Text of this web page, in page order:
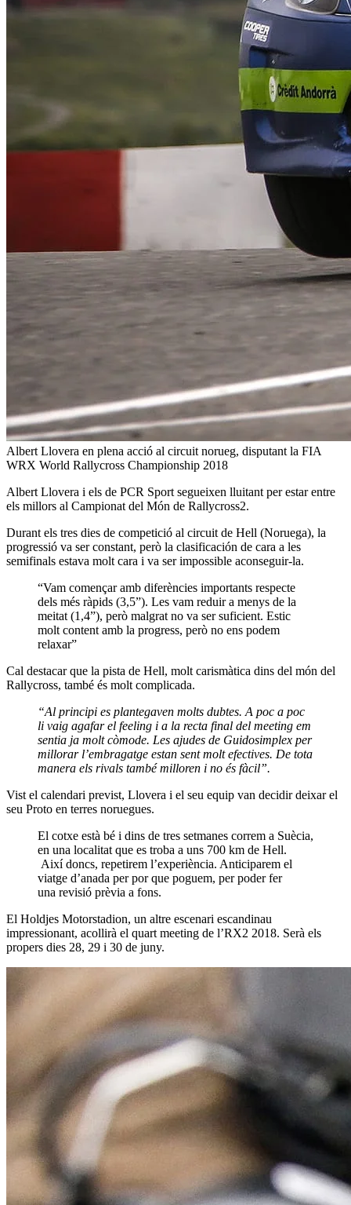
Albert Llovera en plena acció al circuit norueg, disputant la FIA
WRX World Rallycross Championship 2018
Albert Llovera i els de PCR Sport segueixen lluitant per estar entre
els millors al Campionat del Món de Rallycross2.
Durant els tres dies de competició al circuit de Hell (Noruega), la
progressió va ser constant, però la clasificación de cara a les
semifinals estava molt cara i va ser impossible aconseguir-la.
“Vam començar amb diferències importants respecte
dels més ràpids (3,5”). Les vam reduir a menys de la
meitat (1,4”), però malgrat no va ser suficient. Estic
molt content amb la progress, però no ens podem
relaxar”
Cal destacar que la pista de Hell, molt carismàtica dins del món del
Rallycross, també és molt complicada.
“Al principi es plantegaven molts dubtes. A poc a poc
li vaig agafar el feeling i a la recta final del meeting em
sentia ja molt còmode. Les ajudes de Guidosimplex per
millorar l’embragatge estan sent molt efectives. De tota
manera els rivals també milloren i no és fàcil”.
Vist el calendari previst, Llovera i el seu equip van decidir deixar el
seu Proto en terres noruegues.
El cotxe està bé i dins de tres setmanes correm a Suècia,
en una localitat que es troba a uns 700 km de Hell.
Així doncs, repetirem l’experiència. Anticiparem el
viatge d’anada per por que poguem, per poder fer
una revisió prèvia a fons.
El Holdjes Motorstadion, un altre escenari escandinau
impressionant, acollirà el quart meeting de l’RX2 2018. Serà els
propers dies 28, 29 i 30 de juny.